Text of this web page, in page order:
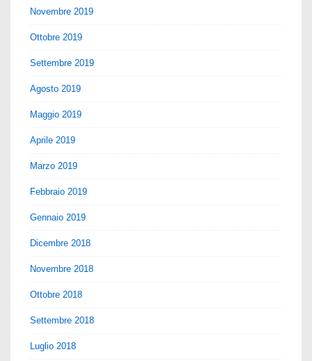
Novembre 2019
Ottobre 2019
Settembre 2019
Agosto 2019
Maggio 2019
Aprile 2019
Marzo 2019
Febbraio 2019
Gennaio 2019
Dicembre 2018
Novembre 2018
Ottobre 2018
Settembre 2018
Luglio 2018